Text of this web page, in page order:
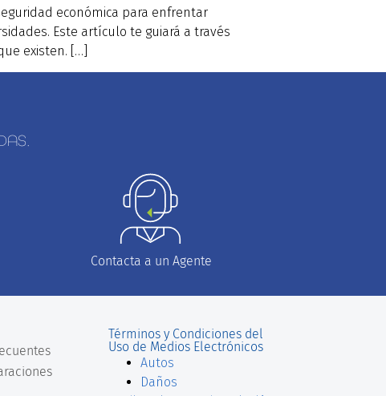
económica para enfrentar
Este artículo te guiará a través
existen. […]
Contacta a un Agente
Términos y Condiciones del
Uso de Medios Electrónicos
Autos
Daños